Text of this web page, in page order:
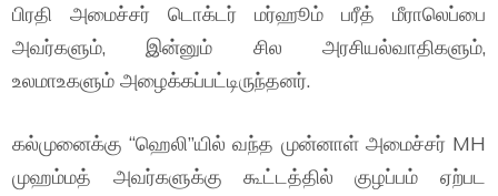
பிரதி அமைச்சர் டொக்டர் மர்ஹூம் பரீத் மீராலெப்பை
அவர்களும், இன்னும் சில அரசியல்வாதிகளும்,
உலமாஉகளும் அழைக்கப்பட்டிருந்தனர்.
கல்முனைக்கு “ஹெலி”யில் வந்த முன்னாள் அமைச்சர் MH
முஹம்மத் அவர்களுக்கு கூட்டத்தில் குழப்பம் ஏற்பட